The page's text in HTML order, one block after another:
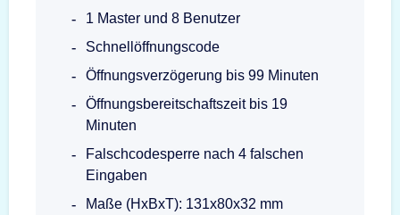
1 Master und 8 Benutzer
Schnellöffnungscode
Öffnungsverzögerung bis 99 Minuten
Öffnungsbereitschaftszeit bis 19
Minuten
Falschcodesperre nach 4 falschen
Eingaben
Maße (HxBxT): 131x80x32 mm